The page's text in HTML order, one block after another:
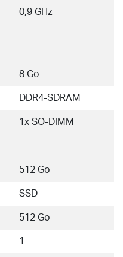
0,9 GHz
8 Go
DDR4-SDRAM
1x SO-DIMM
512 Go
SSD
512 Go
1